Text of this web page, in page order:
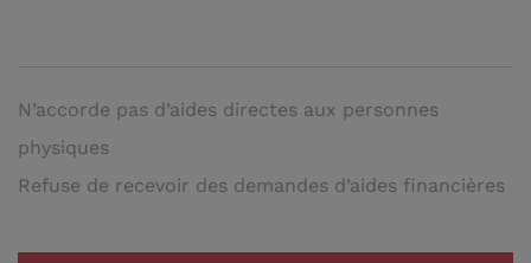
N’accorde pas d’aides directes aux personnes
physiques
Refuse de recevoir des demandes d’aides financières